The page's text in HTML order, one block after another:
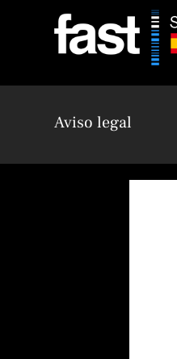
contenido
Aviso legal